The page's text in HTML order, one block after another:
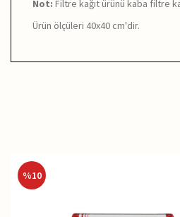
Not: Filtre kağıt ürünü kaba filtre
Ürün ölçüleri 40x40 cm'dir.
%10